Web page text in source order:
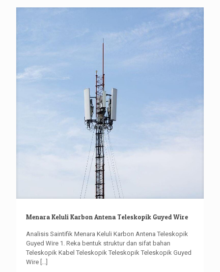
Menara Keluli Karbon Antena Teleskopik Guyed Wire
Analisis Saintifik Menara Keluli Karbon Antena Teleskopik
Guyed Wire 1. Reka bentuk struktur dan sifat bahan
Teleskopik Kabel Teleskopik Teleskopik Teleskopik Guyed
Wire [...]